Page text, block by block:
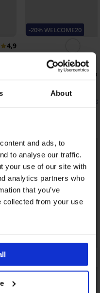
About
and ads, to
to analyse our traffic.
your use of our site with
analytics partners who
that you’ve
collected from your use
4,9
-20% WELCOME20
Reggiseno Maia 4D
imbottito
simili